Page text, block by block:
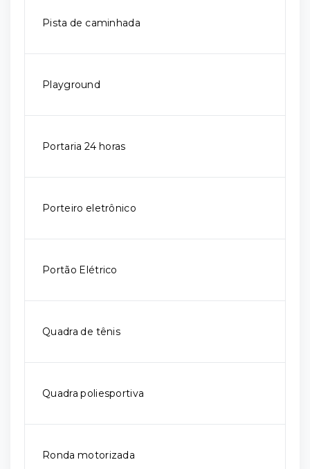
Pista de caminhada
Playground
Portaria 24 horas
Porteiro eletrônico
Portão Elétrico
Quadra de tênis
Quadra poliesportiva
Ronda motorizada